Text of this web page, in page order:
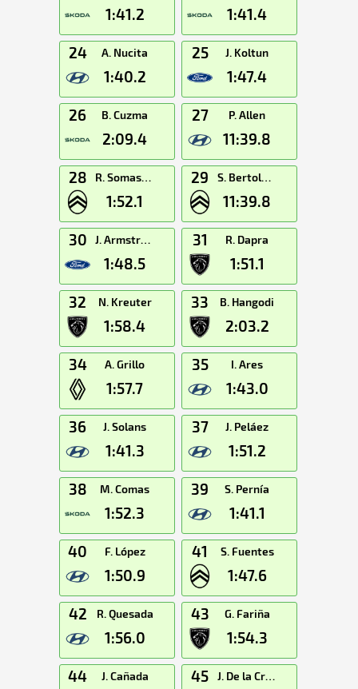
1:41.2 1:41.4
24 A. Nucita
1:40.2
25 J. Koltun
1:47.4
26 B. Cuzma
2:09.4
27 P. Allen
11:39.8
28 R. Somaschini
1:52.1
29 S. Bertolotti
11:39.8
30 J. Armstrong
1:48.5
31 R. Dapra
1:51.1
32 N. Kreuter
1:58.4
33 B. Hangodi
2:03.2
34 A. Grillo
1:57.7
35 I. Ares
1:43.0
36 J. Solans
1:41.3
37 J. Peláez
1:51.2
38 M. Comas
1:52.3
39 S. Pernía
1:41.1
40 F. López
1:50.9
41 S. Fuentes
1:47.6
42 R. Quesada
1:56.0
43 G. Fariña
1:54.3
44 J. Cañada 45 J. De la Cruz